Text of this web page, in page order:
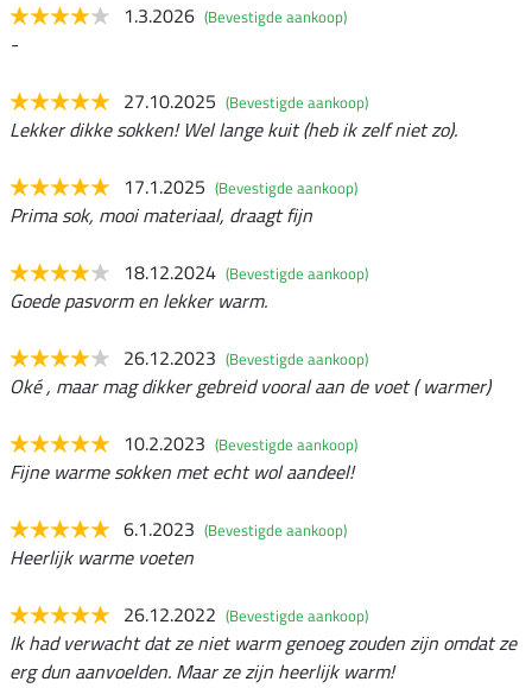
1.3.2026 (Bevestigde aankoop)
-
27.10.2025 (Bevestigde aankoop)
Lekker dikke sokken! Wel lange kuit (heb ik zelf niet zo).
17.1.2025 (Bevestigde aankoop)
Prima sok, mooi materiaal, draagt fijn
18.12.2024 (Bevestigde aankoop)
Goede pasvorm en lekker warm.
26.12.2023 (Bevestigde aankoop)
Oké , maar mag dikker gebreid vooral aan de voet ( warmer)
10.2.2023 (Bevestigde aankoop)
Fijne warme sokken met echt wol aandeel!
6.1.2023 (Bevestigde aankoop)
Heerlijk warme voeten
26.12.2022 (Bevestigde aankoop)
Ik had verwacht dat ze niet warm genoeg zouden zijn omdat ze
erg dun aanvoelden. Maar ze zijn heerlijk warm!